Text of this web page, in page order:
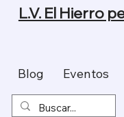
Blog Eventos
L.V. El Hierro